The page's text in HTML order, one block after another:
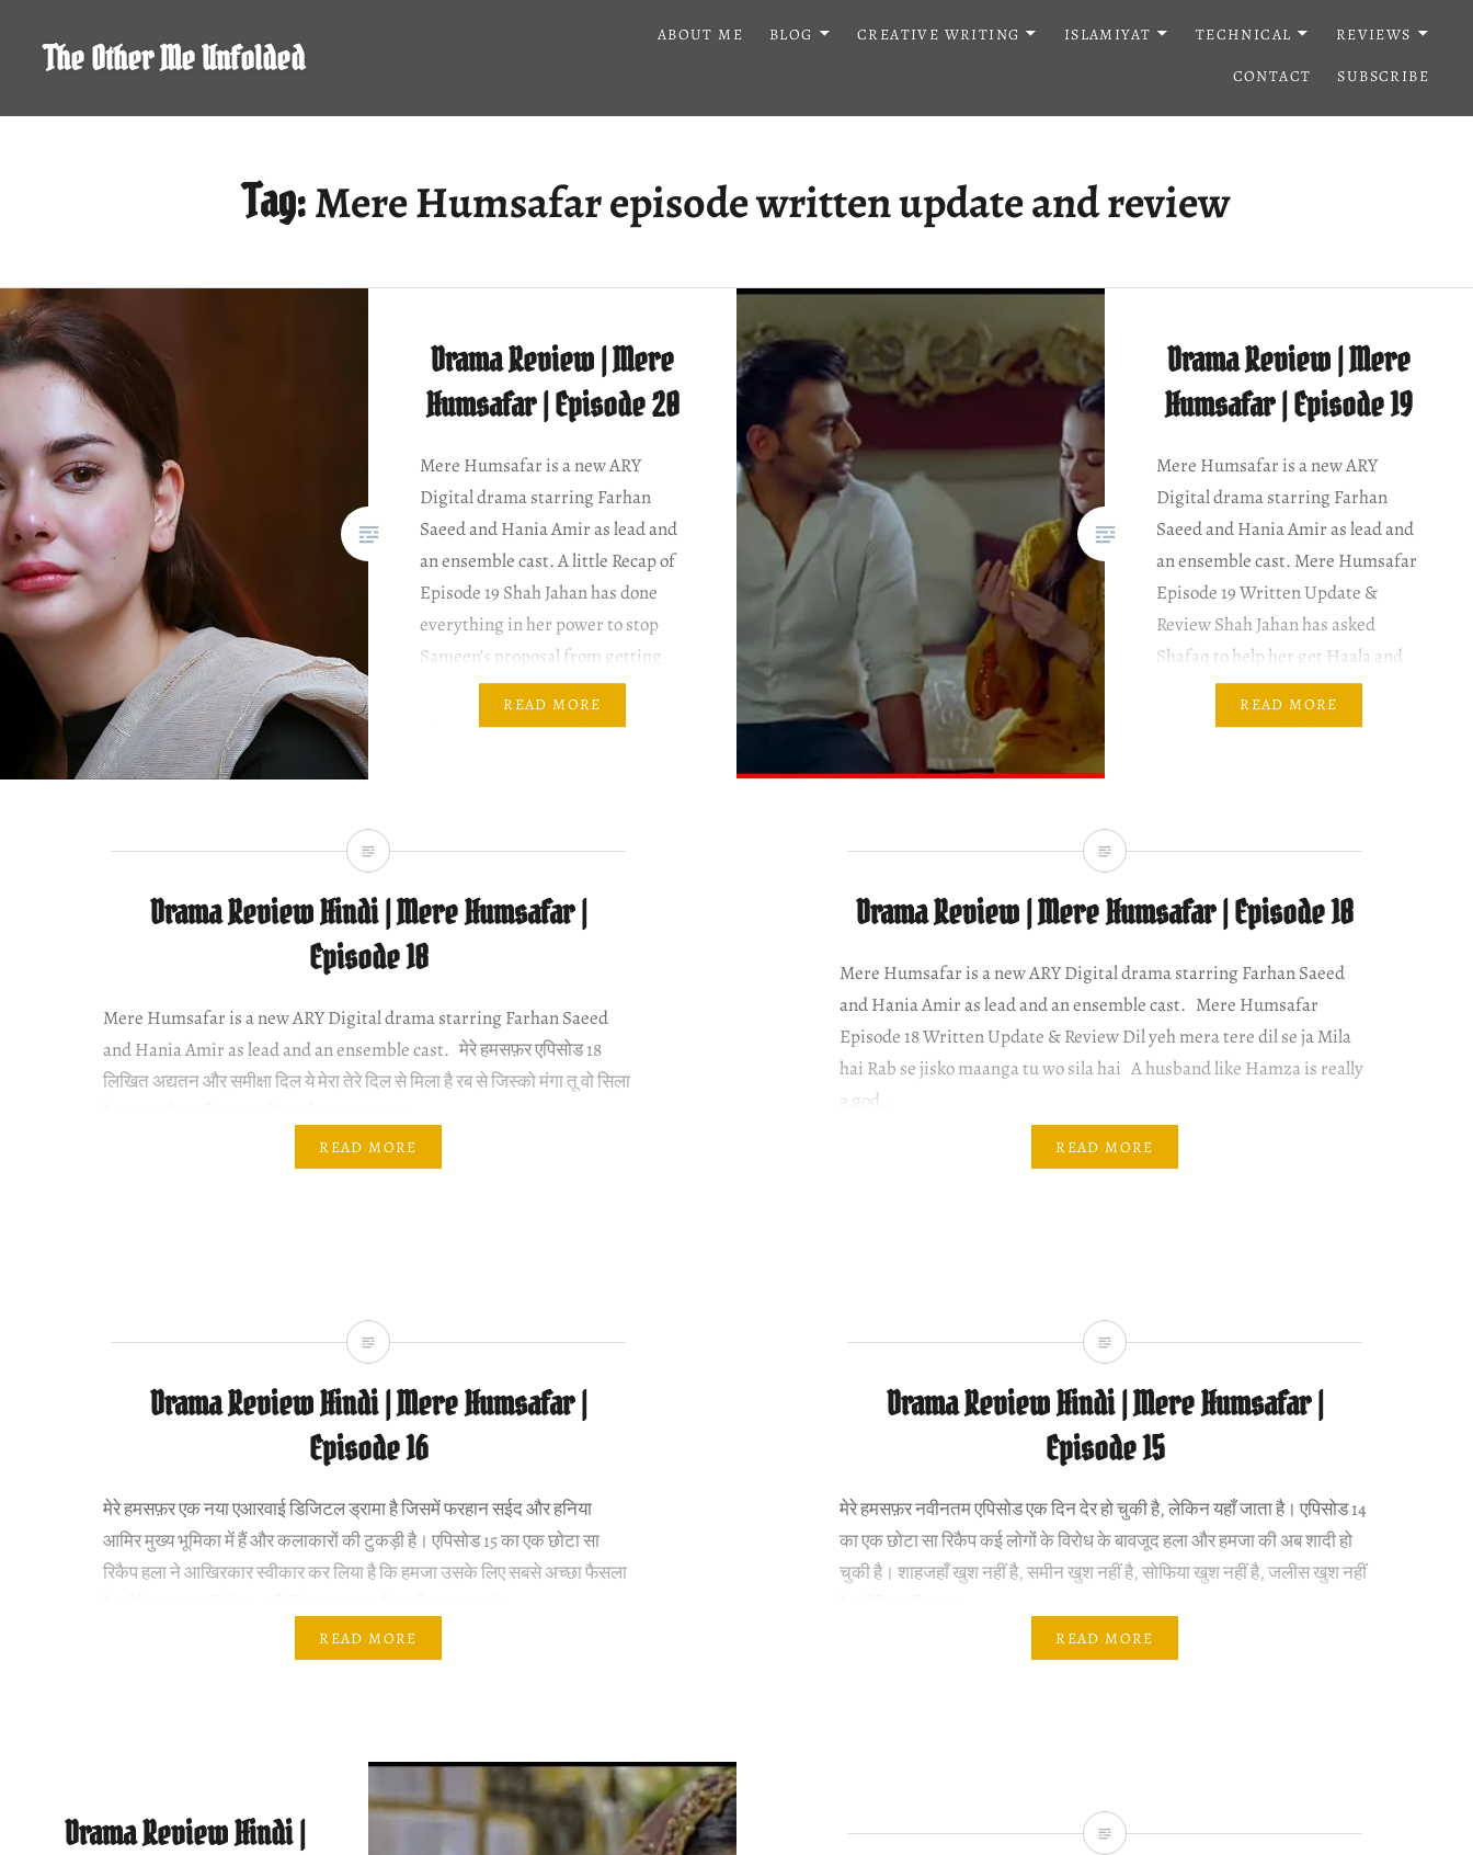
contentThe Other Me Unfolded
ABOUT ME BLOG CREATIVE WRITING ISLAMIYAT TECHNICAL
REVIEWS
CONTACT
SUBSCRIBE
Tag:Mere Humsafar episode written update and review
Drama Review | Mere
Humsafar | Episode 20
Mere Humsafar is a new ARY
Digital drama starring Farhan
Saeed and Hania Amir as lead and
an ensemble cast. A little Recap of
Episode 19 Shah Jahan has done
everything in her power to stop
Sameen’s proposal from getting
finalized. Mere Humsafar
READ MORE
Drama Review | Mere
Humsafar | Episode 19
Mere Humsafar is a new ARY
Digital drama starring Farhan
Saeed and Hania Amir as lead and
an ensemble cast. Mere Humsafar
Episode 19 Written Update &
Review Shah Jahan has asked
Shafaq to help her get Haala and
Khurram together, but Shafaq
READ MORE
Drama Review Hindi | Mere Humsafar |
Episode 18
Mere Humsafar is a new ARY Digital drama starring Farhan Saeed
and Hania Amir as lead and an ensemble cast. मेरे हमसफ़र एपिसोड 18
लिखित अद्यतन और समीक्षा दिल ये मेरा तेरे दिल से मिला है रब से जिस्को मंगा तू वो सिला
READ MORE
Drama Review | Mere Humsafar | Episode 18
Mere Humsafar is a new ARY Digital drama starring Farhan Saeed
and Hania Amir as lead and an ensemble cast. Mere Humsafar
Episode 18 Written Update & Review Dil yeh mera tere dil se ja Mila
hai Rab se jisko maanga tu wo sila hai A husband like Hamza is really
a god…
READ MORE
Drama Review Hindi | Mere Humsafar |
Episode 16
मेरे हमसफ़र एक नया एआरवाई डिजिटल ड्रामा है जिसमें फरहान सईद और हनिया
आमिर मुख्य भूमिका में हैं और कलाकारों की टुकड़ी है। एपिसोड 15 का एक छोटा सा
रिकैप हला ने आखिरकार स्वीकार कर लिया है कि हमजा उसके लिए सबसे अच्छा फैसला
READ MORE
Drama Review Hindi | Mere Humsafar |
Episode 15
मेरे हमसफ़र नवीनतम एपिसोड एक दिन देर हो चुकी है, लेकिन यहाँ जाता है। एपिसोड 14
का एक छोटा सा रिकैप कई लोगों के विरोध के बावजूद हला और हमजा की अब शादी हो
चुकी है। शाहजहाँ खुश नहीं है, समीन खुश नहीं है, सोफिया खुश नहीं है, जलीस खुश नहीं
READ MORE
Drama Review Hindi |